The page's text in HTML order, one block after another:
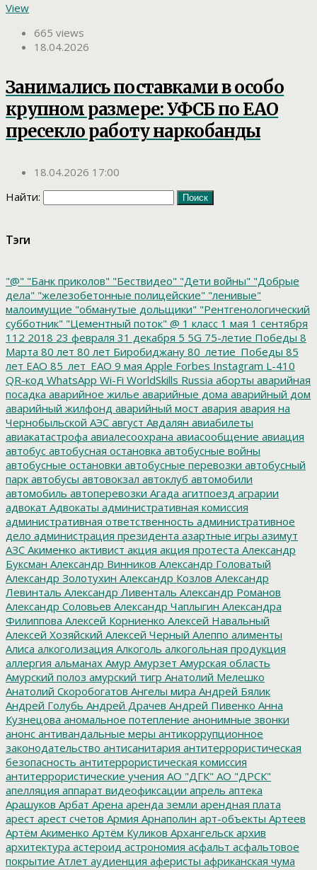
View
665 views
18.04.2026
Занимались поставками в особо
крупном размере: УФСБ по ЕАО
пресекло работу наркобанды
18.04.2026 17:00
Найти:
Тэги
"@" "Банк приколов" "Бествидео" "Дети войны" "Добрые
дела" "железобетонные полицейские" "ленивые"
малоимущие "обманутые дольщики" "Рентгенологический
субботник" "Цементный поток" @ 1 класс 1 мая 1 сентября
112 2018 23 февраля 31 декабря 5 5G 75-летие Победы 8
Марта 80 лет 80 лет Биробиджану 80_летие_Победы 85
лет ЕАО 85_лет_ЕАО 9 мая Apple Forbes Instagram L-410
QR-код WhatsApp Wi-Fi WorldSkills Russia аборты аварийная
посадка аварийное жилье аварийные дома аварийный дом
аварийный жилфонд аварийный мост авария авария на
Чернобыльской АЭС август Авдалян авиабилеты
авиакатастрофа авиалесоохрана авиасообщение авиация
автобус автобусная остановка автобусные войны
автобусные остановки автобусные перевозки автобусный
парк автобусы автовокзал автоклуб автомобили
автомобиль автоперевозки Агада агитпоезд аграрии
адвокат Адвокаты административная комиссия
административная ответственность административное
дело администрация президента азартные игры азимут
АЗС Акименко активист акция акция протеста Александр
Буксман Александр Винников Александр Головатый
Александр Золотухин Александр Козлов Александр
Левинталь Александр Ливенталь Александр Романов
Александр Соловьев Александр Чаплыгин Александра
Филиппова Алексей Корниенко Алексей Навальный
Алексей Хозяйский Алексей Черный Алеппо алименты
Алиса алкоголизация Алкоголь алкогольная продукция
аллергия альманах Амур Амурзет Амурская область
Амурский полоз амурский тигр Анатолий Мелешко
Анатолий Скоробогатов Ангелы мира Андрей Бялик
Андрей Голубь Андрей Драчев Андрей Пивенко Анна
Кузнецова аномальное потепление анонимные звонки
анонс антивандальные меры антикоррупционное
законодательство антисанитария антитеррористическая
безопасность антитеррористическая комиссия
антитеррористические учения АО "ДГК" АО "ДРСК"
апелляция аппарат видеофиксации апрель аптека
Арашуков Арбат Арена аренда земли арендная плата
арест арест счетов Армия Арнаполин арт-объекты Артеев
Артём Акименко Артём Куликов Архангельск архив
архитектура астероид астрономия асфальт асфальтовое
покрытие Атлет аудиенция аферисты африканская чума